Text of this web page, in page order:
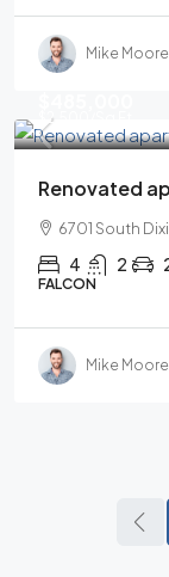
Mike Moore
$2,500
Renovated
6701 South
4 2
FALCON
Mike Moore